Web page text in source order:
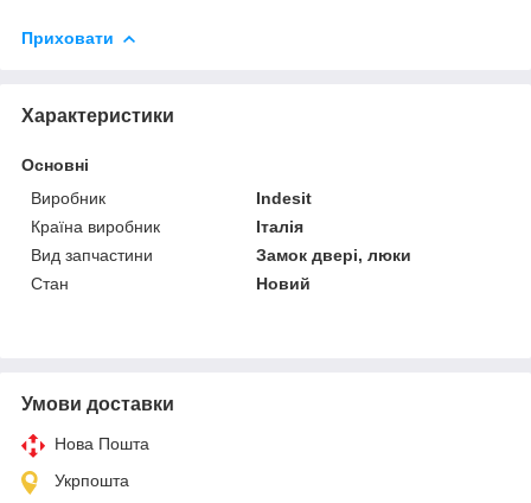
Приховати
Характеристики
Основні
Виробник
Indesit
Країна виробник
Італія
Вид запчастини
Замок двері, люки
Стан
Новий
Умови доставки
Нова Пошта
Укрпошта